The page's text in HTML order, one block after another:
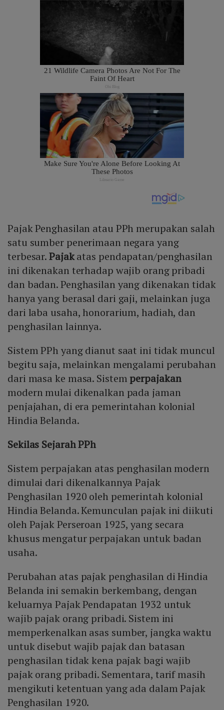
Pajak Penghasilan atau PPh merupakan salah
satu sumber penerimaan negara yang
terbesar.Pajakatas pendapatan/penghasilan
ini dikenakan terhadap wajib orang pribadi
dan badan. Penghasilan yang dikenakan tidak
hanya yang berasal dari gaji, melainkan juga
dari laba usaha, honorarium, hadiah, dan
penghasilan lainnya.
Sistem PPh yang dianut saat ini tidak muncul
begitu saja, melainkan mengalami perubahan
dari masa ke masa. Sistemperpajakan
modern mulai dikenalkan pada jaman
penjajahan, di era pemerintahan kolonial
Hindia Belanda.
Sekilas Sejarah PPh
Sistem perpajakan atas penghasilan modern
dimulai dari dikenalkannya Pajak
Penghasilan 1920 oleh pemerintah kolonial
Hindia Belanda. Kemunculan pajak ini diikuti
oleh Pajak Perseroan 1925, yang secara
khusus mengatur perpajakan untuk badan
usaha.
Perubahan atas pajak penghasilan di Hindia
Belanda ini semakin berkembang, dengan
keluarnya Pajak Pendapatan 1932 untuk
wajib pajak orang pribadi. Sistem ini
memperkenalkan asas sumber, jangka waktu
untuk disebut wajib pajak dan batasan
penghasilan tidak kena pajak bagi wajib
pajak orang pribadi. Sementara, tarif masih
mengikuti ketentuan yang ada dalam Pajak
Penghasilan 1920.